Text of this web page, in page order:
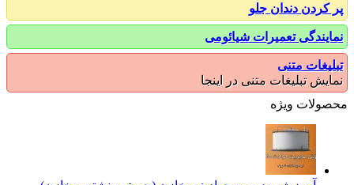
دندان جلو
تعمیرات شیائومی
متنی
تبلیغات متنی در اینجا
ویژه